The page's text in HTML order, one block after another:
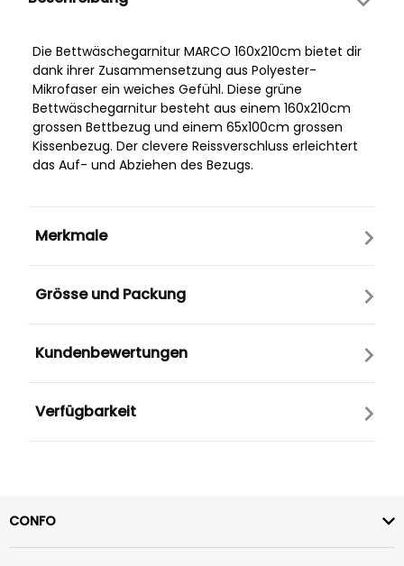
Die Bettwäschegarnitur MARCO 160x210cm bietet dir
dank ihrer Zusammensetzung aus Polyester-
Mikrofaser ein weiches Gefühl. Diese grüne
Bettwäschegarnitur besteht aus einem 160x210cm
grossen Bettbezug und einem 65x100cm grossen
Kissenbezug. Der clevere Reissverschluss erleichtert
das Auf- und Abziehen des Bezugs.
Merkmale
Grösse und Packung
Kundenbewertungen
Verfügbarkeit
CONFO